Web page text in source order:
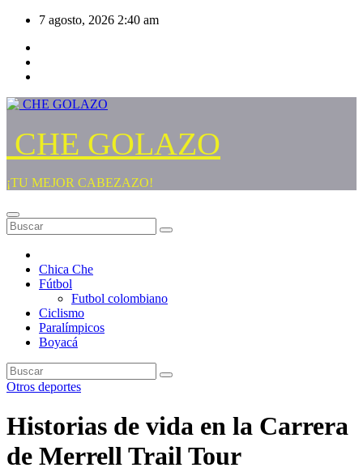
Saltar
contenido
7 agosto, 2026 2:40 am
CHE GOLAZO
¡TU MEJOR CABEZAZO!
Chica Che
Fútbol
Futbol colombiano
Ciclismo
Paralímpicos
Boyacá
Otros deportes
Historias de vida en la Carrera
de Merrell Trail Tour